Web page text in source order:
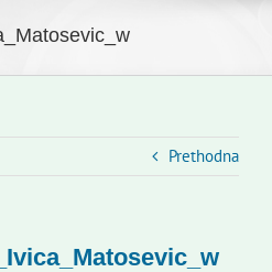
Prethodna